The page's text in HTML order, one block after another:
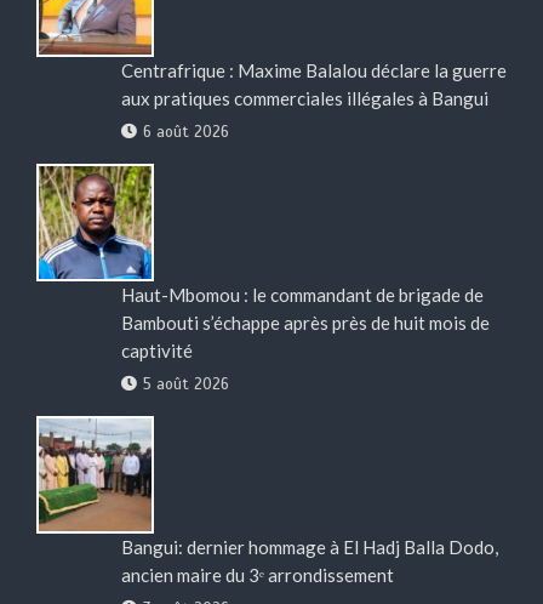
Centrafrique : Maxime Balalou déclare la guerre
aux pratiques commerciales illégales à Bangui
6 août 2026
Haut-Mbomou : le commandant de brigade de
Bambouti s’échappe après près de huit mois de
captivité
5 août 2026
Bangui: dernier hommage à El Hadj Balla Dodo,
ancien maire du 3ᵉ arrondissement